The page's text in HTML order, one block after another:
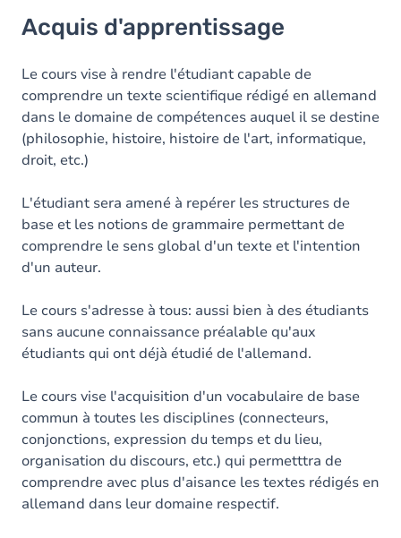
Objectifs
Contenu
Table des matières
Exercices
Acquis d'apprentissage
Le cours vise à rendre l'étudiant capable de
comprendre un texte scientifique rédigé en allemand
dans le domaine de compétences auquel il se destine
(philosophie, histoire, histoire de l'art, informatique,
droit, etc.)
L'étudiant sera amené à repérer les structures de
base et les notions de grammaire permettant de
comprendre le sens global d'un texte et l'intention
d'un auteur.
Le cours s'adresse à tous: aussi bien à des étudiants
sans aucune connaissance préalable qu'aux
étudiants qui ont déjà étudié de l'allemand.
Le cours vise l'acquisition d'un vocabulaire de base
commun à toutes les disciplines (connecteurs,
conjonctions, expression du temps et du lieu,
organisation du discours, etc.) qui permetttra de
comprendre avec plus d'aisance les textes rédigés en
allemand dans leur domaine respectif.